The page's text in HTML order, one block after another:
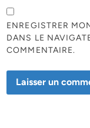
ENREGISTRER
DANS LE
COMMENTAIRE.